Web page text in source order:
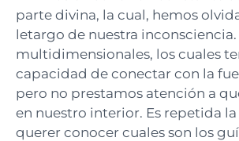
parte divina, la cual, hemos
letargo de nuestra inconsciencia.
multidimensionales, los cuales
capacidad de conectar con la
pero no prestamos atención a
en nuestro interior. Es repetida
querer conocer cuales son los